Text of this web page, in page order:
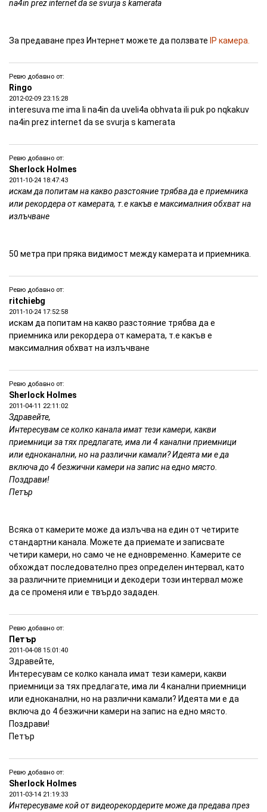
na4in prez internet da se svurja s kamerata
За предаване през Интернет можете да ползвате IP камера.
Ревю добавно от:
Ringo
2012-02-09 23:15:28
interesuva me ima li na4in da uveli4a obhvata ili puk po nqkakuv
na4in prez internet da se svurja s kamerata
Ревю добавно от:
Sherlock Holmes
2011-10-24 18:47:43
искам да попитам на какво разстояние трябва да е приемника
или рекордера от камерата, т.е какъв е максималния обхват на
излъчване
50 метра при пряка видимост между камерата и приемника.
Ревю добавно от:
ritchiebg
2011-10-24 17:52:58
искам да попитам на какво разстояние трябва да е
приемника или рекордера от камерата, т.е какъв е
максималния обхват на излъчване
Ревю добавно от:
Sherlock Holmes
2011-04-11 22:11:02
Здравейте,
Интересувам се колко канала имат тези камери, какви
приемници за тях предлагате, има ли 4 канални приемници
или едноканални, но на различни камали? Идеята ми е да
включа до 4 безжични камери на запис на едно място.
Поздрави!
Петър
Всяка от камерите може да излъчва на един от четирите
стандартни канала. Можете да приемате и записвате
четири камери, но само че не едновременно. Камерите се
обхождат последователно през определен интервал, като
за различните приемници и декодери този интервал може
да се променя или е твърдо зададен.
Ревю добавно от:
Петър
2011-04-08 15:01:40
Здравейте,
Интересувам се колко канала имат тези камери, какви
приемници за тях предлагате, има ли 4 канални приемници
или едноканални, но на различни камали? Идеята ми е да
включа до 4 безжични камери на запис на едно място.
Поздрави!
Петър
Ревю добавно от:
Sherlock Holmes
2011-03-14 21:19:33
Интересуваме кой от видеорекордерите може да предава през